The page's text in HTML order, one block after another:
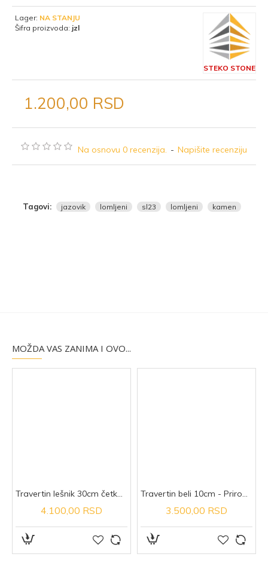
Na osnovu 0 recenzija. - Napišite recenziju
1.200,00 RSD
Lager: NA STANJU
Šifra proizvoda: jzl
STEKO STONE
Tagovi: jazovik lomljeni sl23 lomljeni kamen
MOŽDA VAS ZANIMA I OVO...
Travertin lešnik 30cm četkan - Prirodni kamen
4.100,00 RSD
Travertin beli 10cm - Prirodni kamen
3.500,00 RSD